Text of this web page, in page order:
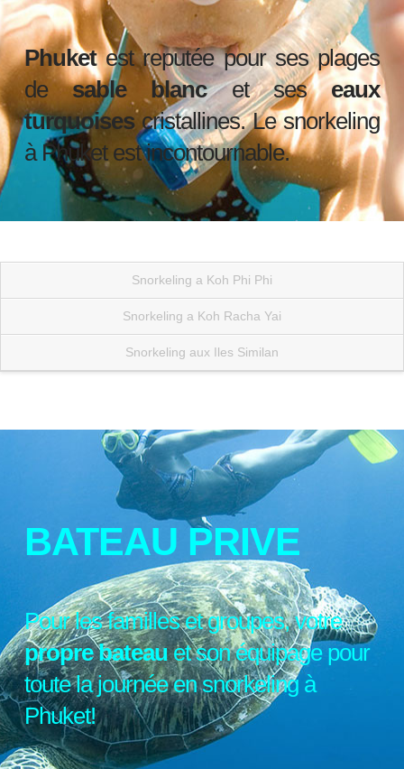
Phuketest reputée pour ses plages
desable blancet seseaux
turquoisescristallines. Le snorkeling
à Phuket est incontournable.
Snorkeling a Koh Phi Phi
Snorkeling a Koh Racha Yai
Snorkeling aux Iles Similan
BATEAU PRIVE
Pour les familles et groupes, votre
propre bateauet son équipage pour
toute la journée en snorkeling à
Phuket!